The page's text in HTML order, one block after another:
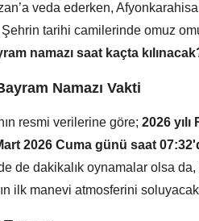
veda ederken,
Şehrin tarihi camilerinde omuz
namazı saat kaçta
Namazı Vakti
resmi verilerine göre; 2026 yılı
2026 Cuma günü saat
de dakikalık oynamalar olsa da,
ilk manevi atmosferini